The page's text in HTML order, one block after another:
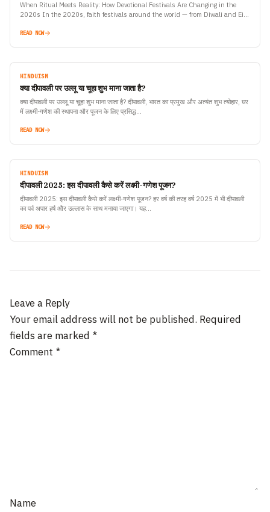
When Ritual Meets Reality: How Devotional Festivals Are Changing in the
2020s In the 2020s, faith festivals around the world — from Diwali and Eid
READ NOW
HINDUISM
क्या दीपावली पर उल्लू या चूहा शुभ माना जाता है?
क्या दीपावली पर उल्लू या चूहा शुभ माना जाता है? दीपावली, भारत का प्रमुख और अत्यंत शुभ त्योहार, घर
में लक्ष्मी-गणेश की स्थापना और पूजन के लिए प्रसिद्ध…
READ NOW
HINDUISM
दीपावली 2025: इस दीपावली कैसे करें लक्ष्मी-गणेश पूजन?
दीपावली 2025: इस दीपावली कैसे करें लक्ष्मी-गणेश पूजन? हर वर्ष की तरह वर्ष 2025 में भी दीपावली
का पर्व अपार हर्ष और उल्लास के साथ मनाया जाएगा। यह…
READ NOW
Leave a Reply
Your email address will not be published. Required
fields are marked *
Comment *
Name